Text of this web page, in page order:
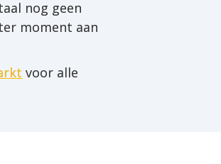
nog geen
moment aan
voor alle